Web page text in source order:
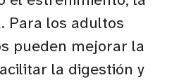
Para los adultos
pueden mejorar la
la digestión y